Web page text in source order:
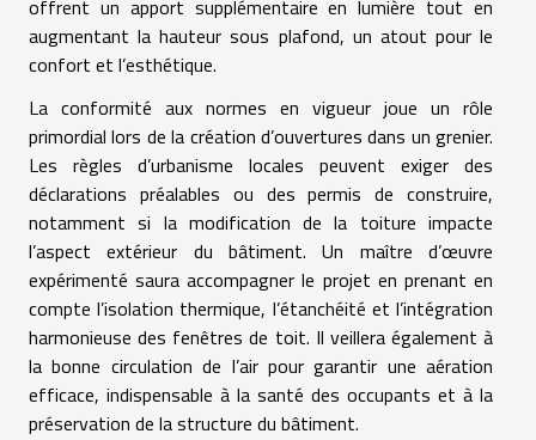
offrent un apport supplémentaire en lumière tout en
augmentant la hauteur sous plafond, un atout pour le
confort et l’esthétique.
La conformité aux normes en vigueur joue un rôle
primordial lors de la création d’ouvertures dans un grenier.
Les règles d’urbanisme locales peuvent exiger des
déclarations préalables ou des permis de construire,
notamment si la modification de la toiture impacte
l’aspect extérieur du bâtiment. Un maître d’œuvre
expérimenté saura accompagner le projet en prenant en
compte l’isolation thermique, l’étanchéité et l’intégration
harmonieuse des fenêtres de toit. Il veillera également à
la bonne circulation de l’air pour garantir une aération
efficace, indispensable à la santé des occupants et à la
préservation de la structure du bâtiment.